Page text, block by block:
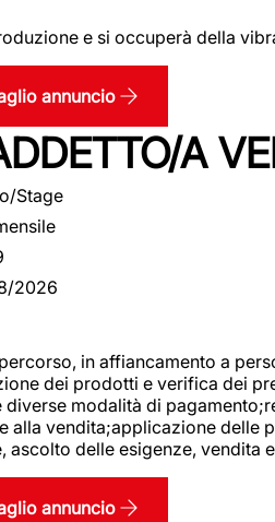
e si occuperà della
annuncio
A
Stage
2026
percorso, in affiancamento a
dei prodotti e verifica dei
diverse modalità di
alla vendita;applicazione delle
ascolto delle esigenze, vendita
annuncio